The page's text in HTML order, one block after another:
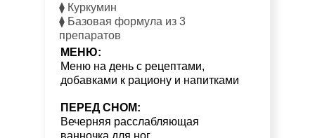
МЕНЮ:
Меню на день с рецептами,
добавками к рациону и напитками
⧫ Куркумин
⧫ Базовая формула из 3
препаратов
ПЕРЕД СНОМ:
Вечерняя расслабляющая
ванночка для ног